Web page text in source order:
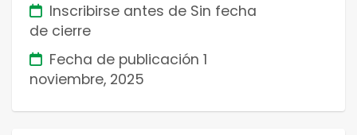
Inscribirse antes de Sin fecha
de cierre
Fecha de publicación1
noviembre, 2025